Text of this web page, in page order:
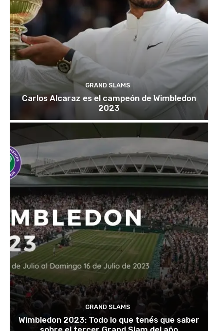
GRAND SLAMS
Carlos Alcaraz es el campeón de Wimbledon
2023
GRAND SLAMS
Wimbledon 2023: Todo lo que tenés que saber